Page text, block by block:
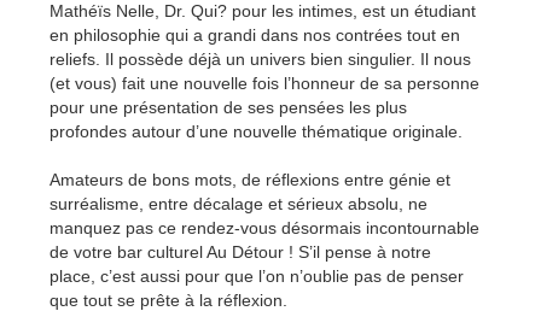
Mathéïs Nelle, Dr. Qui? pour les intimes, est un étudiant
en philosophie qui a grandi dans nos contrées tout en
reliefs. Il possède déjà un univers bien singulier. Il nous
(et vous) fait une nouvelle fois l’honneur de sa personne
pour une présentation de ses pensées les plus
profondes autour d’une nouvelle thématique originale.
Amateurs de bons mots, de réflexions entre génie et
surréalisme, entre décalage et sérieux absolu, ne
manquez pas ce rendez-vous désormais incontournable
de votre bar culturel Au Détour ! S’il pense à notre
place, c’est aussi pour que l’on n’oublie pas de penser
que tout se prête à la réflexion.